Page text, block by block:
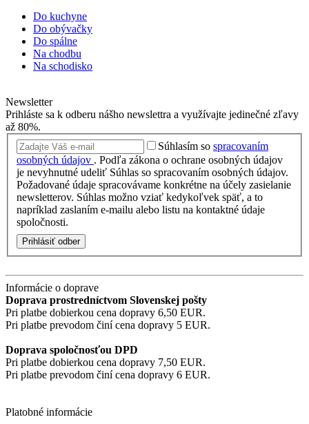
Do kuchyne
Do obývačky
Do spálne
Na chodbu
Na schodisko
Newsletter
Prihláste sa k odberu nášho newslettra a využívajte jedinečné zľavy
až 80%.
Súhlasím so spracovaním
osobných údajov . Podľa zákona o ochrane osobných údajov
je nevyhnutné udeliť Súhlas so spracovaním osobných údajov.
Požadované údaje spracovávame konkrétne na účely zasielanie
newsletterov. Súhlas možno vziať kedykoľvek späť, a to
napríklad zaslaním e-mailu alebo listu na kontaktné údaje
spoločnosti.
Prihlásiť odber
Informácie o doprave
Doprava prostredníctvom Slovenskej pošty
Pri platbe dobierkou cena dopravy 6,50 EUR.
Pri platbe prevodom činí cena dopravy 5 EUR.
Doprava spoločnosťou DPD
Pri platbe dobierkou cena dopravy 7,50 EUR.
Pri platbe prevodom činí cena dopravy 6 EUR.
Platobné informácie